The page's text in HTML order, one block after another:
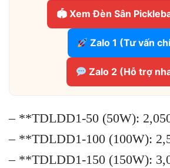
🏟 Xem Đèn Sân
Zalo 1 (Tư vấn
Zalo 2 (Hỗ trợ
– **TDLDD1-50 (50W):
– **TDLDD1-100 (100W):
– **TDLDD1-150 (150W):